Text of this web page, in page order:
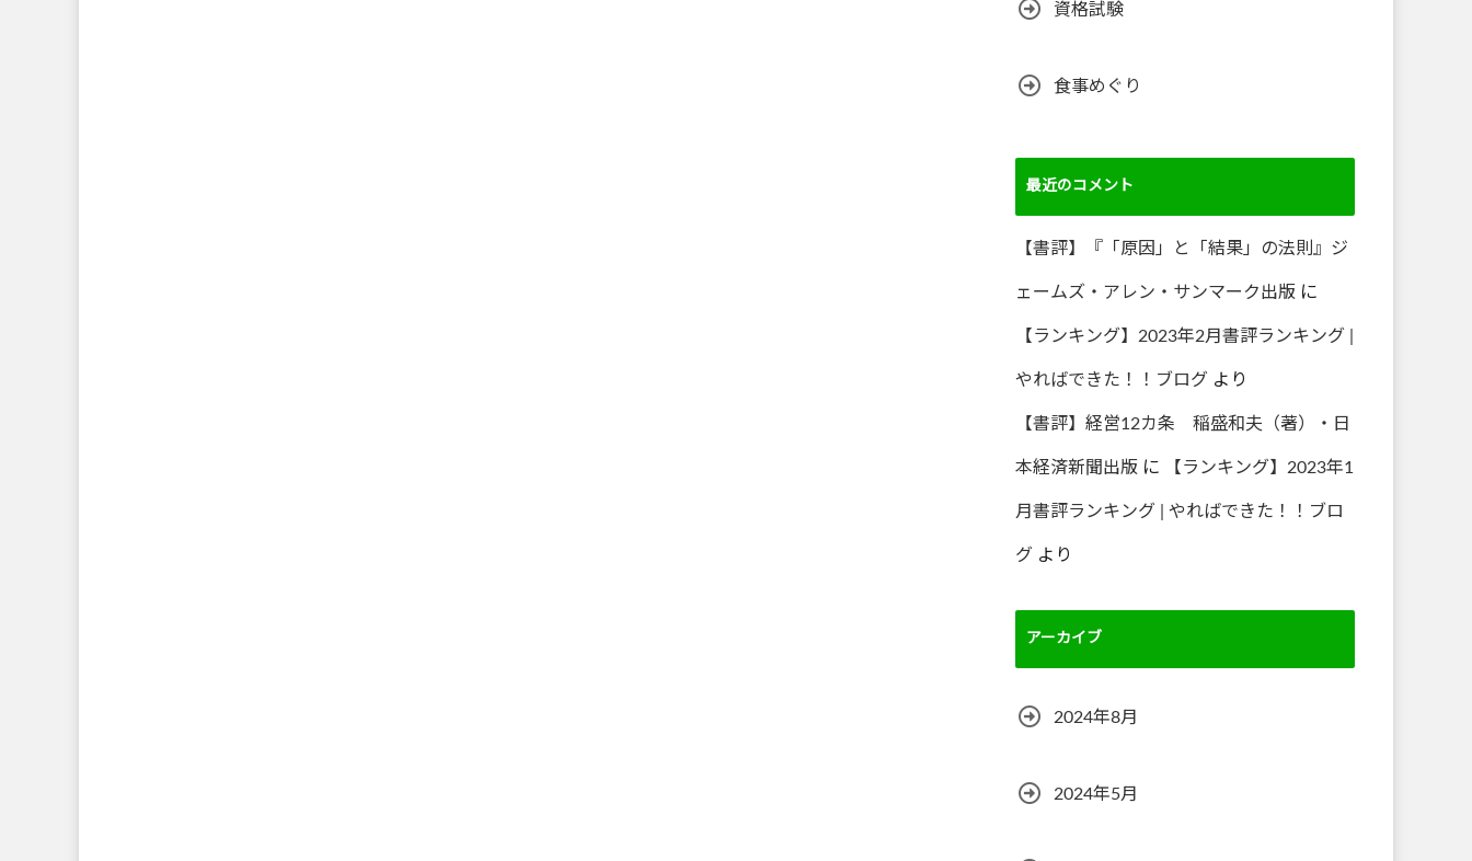
資格試験
食事めぐり
最近のコメント
【書評】『「原因」と「結果」の法則』ジ
ェームズ・アレン・サンマーク出版 に
【ランキング】2023年2月書評ランキング |
やればできた！！ブログ より
【書評】経営12カ条 稲盛和夫（著）・日
本経済新聞出版 に 【ランキング】2023年1
月書評ランキング | やればできた！！ブロ
グ より
アーカイブ
2024年8月
2024年5月